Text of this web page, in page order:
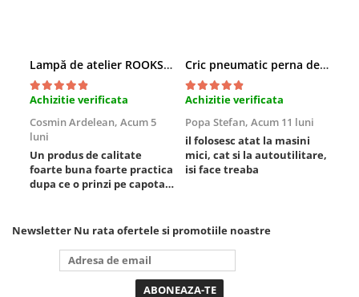
Slefuitoare electrice
Scule fixare distributie
Alfa romeo
Audi
Bmw
Chevrolet
Citroen
Lampă de atelier ROOKS B2 HYBRID pentru capotă, 2000 lumeni, 5000 mAh
Achizitie verificata
Cosmin Ardelean, Acum 5
luni
Un produs de calitate
foarte buna foarte practica
dupa ce o prinzi pe capota
nevoie lumina puternica si
destul de mult dar daca o
bagi la priza nu mai ai
treaba toata ziua ,ce...
Cric pneumatic perna de aer cu inaltator 6T
Achizitie verificata
Popa Stefan, Acum 11 luni
il folosesc atat la masini
mici, cat si la autoutilitare,
isi face treaba
Newsletter Nu rata ofertele si promotiile noastre